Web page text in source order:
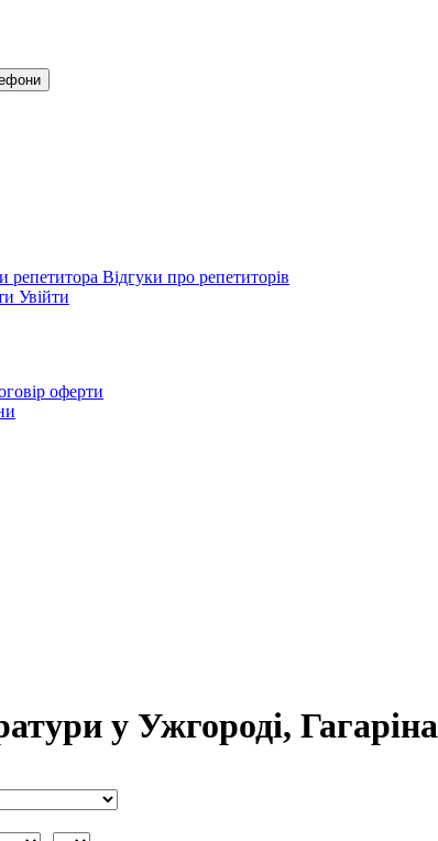
репетитора Відгуки про репетиторів
Увійти
оферти
у Ужгороді, Гагаріна